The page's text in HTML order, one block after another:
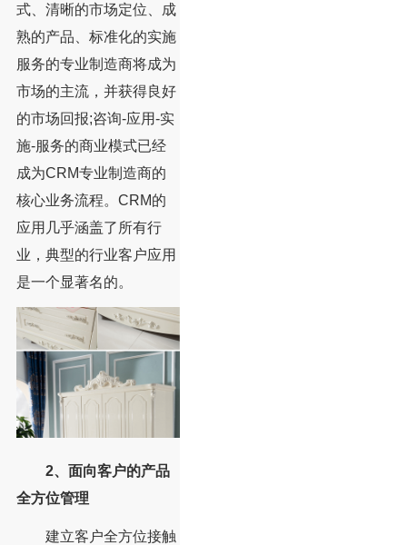
式、清晰的市场定位、成
熟的产品、标准化的实施
服务的专业制造商将成为
市场的主流，并获得良好
的市场回报;咨询-应用-实
施-服务的商业模式已经
成为CRM专业制造商的
核心业务流程。CRM的
应用几乎涵盖了所有行
业，典型的行业客户应用
是一个显著名的。
2、面向客户的产品
全方位管理
建立客户全方位接触